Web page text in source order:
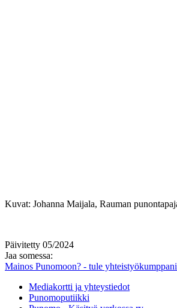
Kuvat: Johanna Maijala, Rauman
Päivitetty 05/2024
Jaa somessa:
Mainos Punomoon? - tule
Mediakortti ja yhteystiedot
Punomoputiikki